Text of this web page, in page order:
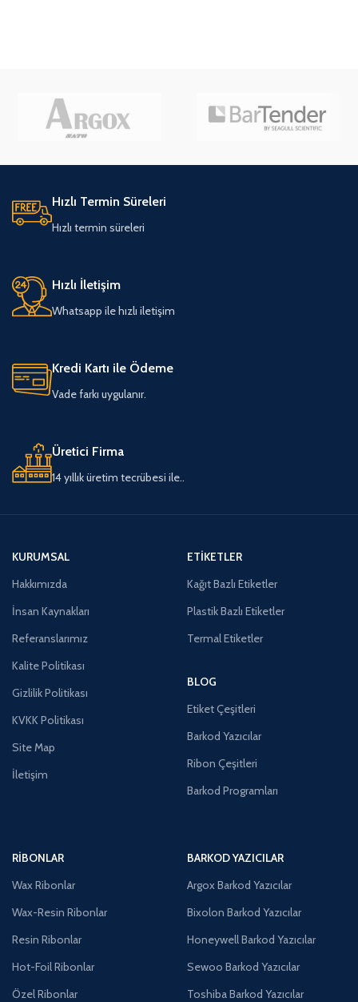
Hızlı Termin Süreleri
Hızlı termin süreleri
Hızlı İletişim
Whatsapp ile hızlı iletişim
Kredi Kartı ile Ödeme
Vade farkı uygulanır.
Üretici Firma
14 yıllık üretim tecrübesi ile..
KURUMSAL
Hakkımızda
İnsan Kaynakları
Referanslarımız
Kalite Politikası
Gizlilik Politikası
KVKK Politikası
Site Map
İletişim
ETIKETLER
Kağıt Bazlı Etiketler
Plastik Bazlı Etiketler
Termal Etiketler
BLOG
Etiket Çeşitleri
Barkod Yazıcılar
Ribon Çeşitleri
Barkod Programları
RIBONLAR
Wax Ribonlar
Wax-Resin Ribonlar
Resin Ribonlar
Hot-Foil Ribonlar
Özel Ribonlar
BARKOD YAZICILAR
Argox Barkod Yazıcılar
Bixolon Barkod Yazıcılar
Honeywell Barkod Yazıcılar
Sewoo Barkod Yazıcılar
Toshiba Barkod Yazıcılar